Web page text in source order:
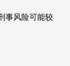
事风险可能较